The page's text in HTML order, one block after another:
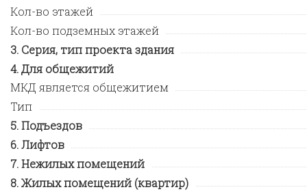
Кол-во этажей
Кол-во подземных этажей
Серия, тип проекта здания
Для общежитий
МКД является общежитием
Тип
Подъездов
Лифтов
Нежилых помещений
Жилых помещений (квартир)